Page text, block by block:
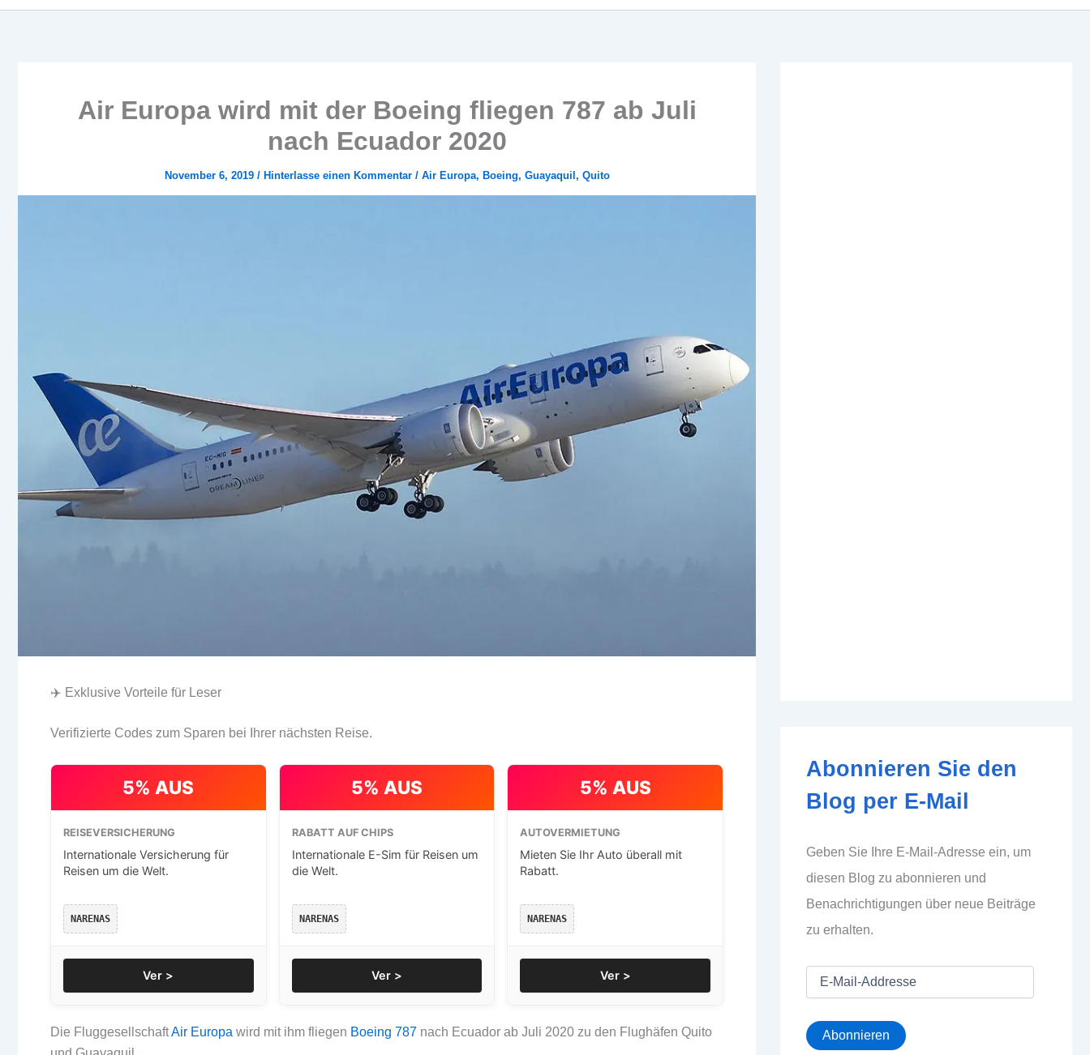
Air Europa wird mit der Boeing fliegen 787 ab Juli
nach Ecuador 2020
November 6, 2019 / Hinterlasse einen Kommentar / Air Europa, Boeing, Guayaquil , Quito
✈️ Exklusive Vorteile für Leser
Verifizierte Codes zum Sparen bei Ihrer nächsten Reise.
5% AUS
REISEVERSICHERUNG
Internationale Versicherung für
Reisen um die Welt.
NARENAS
Ver >
5% AUS
RABATT AUF CHIPS
Internationale E-Sim für Reisen um
die Welt.
NARENAS
Ver >
5% AUS
AUTOVERMIETUNG
Mieten Sie Ihr Auto überall mit
Rabatt.
NARENAS
Ver >
Die FluggesellschaftAir Europa wird mit ihm fliegen Boeing 787 nach Ecuador ab Juli 2020 zu den Flughäfen Quito
Abonnieren Sie den
Blog per E-Mail
Geben Sie Ihre E-Mail-Adresse ein, um
diesen Blog zu abonnieren und
Benachrichtigungen über neue Beiträge
zu erhalten.
a
i
Abonnieren